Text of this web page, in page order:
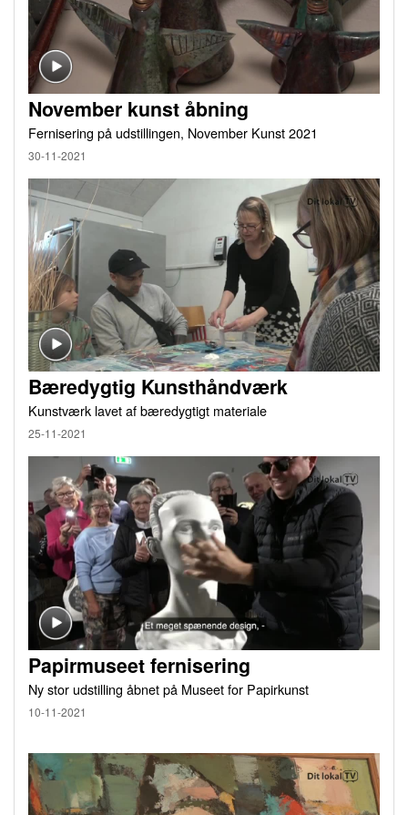
November kunst åbning
Fernisering på udstillingen, November Kunst 2021
30-11-2021
Bæredygtig Kunsthåndværk
Kunstværk lavet af bæredygtigt materiale
25-11-2021
Papirmuseet fernisering
Ny stor udstilling åbnet på Museet for Papirkunst
10-11-2021